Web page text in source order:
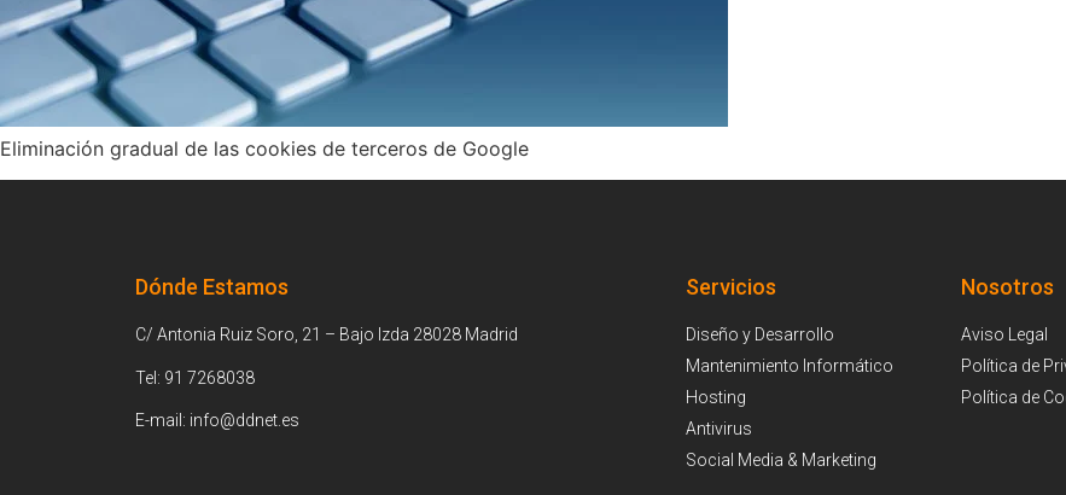
Eliminación gradual de las cookies de terceros de Google
Dónde Estamos
C/ Antonia Ruiz Soro, 21 – Bajo Izda 28028 Madrid
Tel: 91 7268038
E-mail: info@ddnet.es
Servicios
Diseño y Desarrollo
Mantenimiento Informático
Hosting
Antivirus
Social Media & Marketing
Nosotros
Aviso Legal
Política de
Política de